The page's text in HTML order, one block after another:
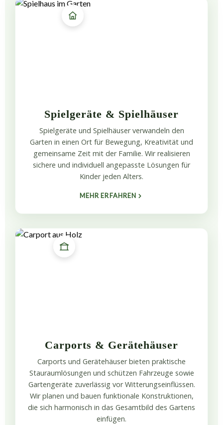
Spielgeräte & Spielhäuser
Spielgeräte und Spielhäuser verwandeln den
Garten in einen Ort für Bewegung, Kreativität und
gemeinsame Zeit mit der Familie. Wir realisieren
sichere und individuell angepasste Lösungen für
Kinder jeden Alters.
MEHR ERFAHREN
Carports & Gerätehäuser
Carports und Gerätehäuser bieten praktische
Stauraumlösungen und schützen Fahrzeuge sowie
Gartengeräte zuverlässig vor Witterungseinflüssen.
Wir planen und bauen funktionale Konstruktionen,
die sich harmonisch in das Gesamtbild des Gartens
einfügen.